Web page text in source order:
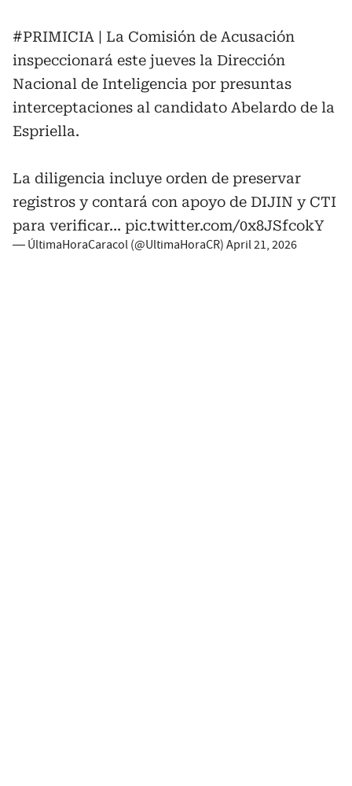
#PRIMICIA | La Comisión de Acusación
inspeccionará este jueves la Dirección
Nacional de Inteligencia por presuntas
interceptaciones al candidato Abelardo de la
Espriella.
La diligencia incluye orden de preservar
registros y contará con apoyo de DIJIN y CTI
para verificar… pic.twitter.com/0x8JSfcokY
— ÚltimaHoraCaracol (@UltimaHoraCR) April 21, 2026